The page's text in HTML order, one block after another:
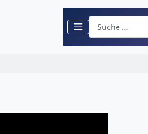
Suchen